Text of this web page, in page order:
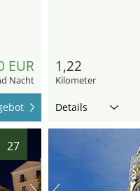
EUR
Nacht
1,22
Kilometer
Details
27